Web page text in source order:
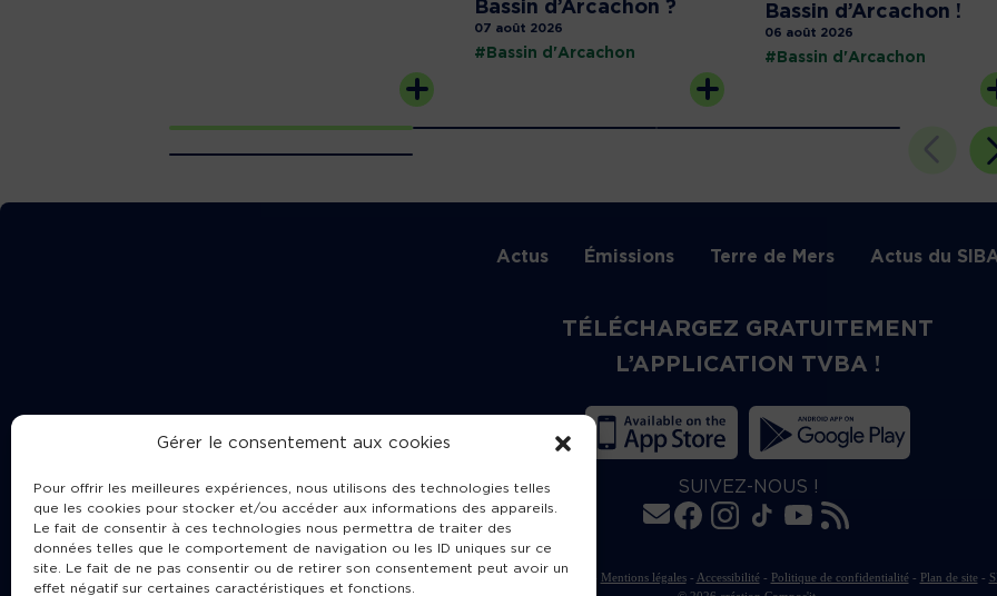
Gérer le consentement aux cookies
Pour offrir les meilleures expériences, nous utilisons des technologies telles
que les cookies pour stocker et/ou accéder aux informations des appareils.
Le fait de consentir à ces technologies nous permettra de traiter des
données telles que le comportement de navigation ou les ID uniques sur ce
site. Le fait de ne pas consentir ou de retirer son consentement peut avoir un
effet négatif sur certaines caractéristiques et fonctions.
Bassin d’Arcachon ?
07 août 2026
#Bassin d'Arcachon
Bassin d’Arcachon !
06 août 2026
#Bassin d'Arcachon
Actus Émissions Terre de Mers Actus du
TÉLÉCHARGEZ GRATUITEMENT
L’APPLICATION TVBA !
SUIVEZ-NOUS !
Charte de publication Mentions légales- Accessibilité- Politique de confidentialité- Plan de site-